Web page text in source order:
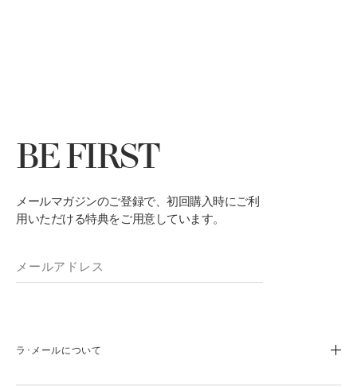
BE FIRST
メールマガジンのご登録で、初回購入時にご利
用いただける特典をご用意しています。
ラ･メールについて